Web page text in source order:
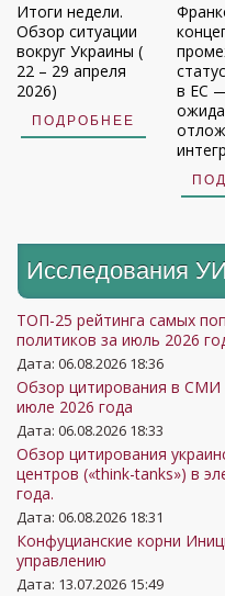
Итоги недели.
Обзор ситуации
вокруг Украины (
22 – 29 апреля
2026)
ПОДРОБНЕЕ
в ЕС
Исследования
ТОП-25 рейтинга самых
политиков за июль 2026
Дата: 06.08.2026 18:36
Обзор цитирования в СМИ
июле 2026 года
Дата: 06.08.2026 18:33
Обзор цитирования
центров («think-tanks») в
года.
Дата: 06.08.2026 18:31
Конфуцианские корни
управлению
Дата: 13.07.2026 15:49